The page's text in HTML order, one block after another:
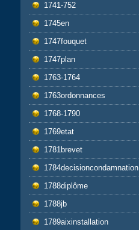
1741-752
1745en
1747fouquet
1747plan
1763-1764
1763ordonnances
1768-1790
1769etat
1781brevet
1784decisioncondamnation
1788diplôme
1788jb
1789aixinstallation